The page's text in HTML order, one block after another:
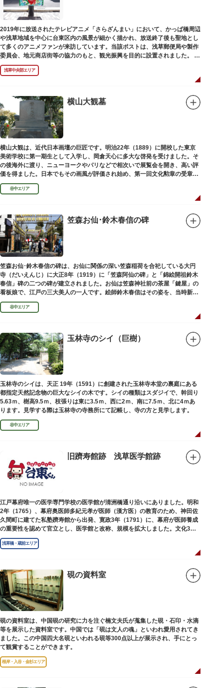
に名所・旧跡があります。七福神をめぐる途中、これらの名跡も訪ねながら
江戸文化の面影を偲んでみてはいかがでしょうか。
御利益にあやかりながらの散策は、福徳と心の安らぎを与えてくれることで
しょう。
2019年に放送されたテレビアニメ「さらざんまい」において、かっぱ橋周辺
や浅草地域を中心に台東区内の風景が細かく描かれ、放送終了後も聖地とし
て多くのアニメファンが来訪しています。当該ポストは、浅草郵便局や製作
委員会、地元商店街等の協力のもと、観光振興を目的に設置されました。
<「さらざんまい」監督の幾原邦彦氏のコメント>
「実在する風景を舞台として制作したキャラクターたちが、このような形で
地域の方々にも受け入れていただけて大変嬉しいです。聖地巡礼のシンボル
設置年月日:令和3年3月10日
浅草中央部エリア
横山大観墓
横山大観は、近代日本画壇の巨匠です。明治22年（1889）に開校した東京
美術学校に第一期生として入学し、岡倉天心に多大な啓発を受けました。そ
の後海外に渡り、ニューヨークやパリなどで相次いで展覧会を開き、高い評
価を得ました。日本でもその画風が評価され始め、第一回文化勲章の受章者
となりました。お墓は谷中霊園にあります。
谷中エリア
笠森お仙･鈴木春信の碑
笠森お仙･鈴木春信の碑は、お仙に関係の深い笠森稲荷を合祀している大円
寺（だいえんじ）に大正8年（1919）に「笠森阿仙の碑」と「錦絵開祖鈴木
春信」碑の二つの碑が建立されました。お仙は笠森神社前の茶屋「鍵屋」の
看板娘で、江戸の三大美人の一人です。絵師鈴木春信はその姿を、当時新し
い絵画様式である多色刷り版画「錦絵」に描きました。
谷中エリア
玉林寺のシイ（巨樹）
玉林寺のシイは、天正 19年（1591）に創建された玉林寺本堂の裏庭にある
都指定天然記念物の巨大なシイの木です。シイの種類はスダジイで、幹回り
5.63ｍ、樹高9.5ｍ、枝張りは東に3.5ｍ、西に2ｍ、南に7.5ｍ、北に4ｍあ
ります。見学する際は玉林寺の寺務所にて記帳し、寺の方と見学します。
谷中エリア
旧躋寿館跡 浅草医学館跡
江戸幕府唯一の医学専門学校の医学館が清洲橋通り沿いにありました。明和
2年（1765）、幕府奥医師多紀元孝が医師（漢方医）の教育のため、神田佐
久間町に建てた私塾躋寿館から出発、寛政3年（1791）に、幕府が医師養成
の重要性を認めて官立とし、医学館と改称、規模を拡大しました。文化3年
（1806）、大火に遭い焼失しましたが、同年に旧向柳原一丁目に移転、再建
されました。
弟育成をはかるなど、江戸時代後期から明治維新に至る日本の医学振興に貢
献しました。
※現在、この場所に「旧躋寿館跡 浅草医学館跡」に関する案内板や説明版
等は設置されておりません。
浅草橋・蔵前エリア
硯の資料室
硯の資料室は、中国硯の研究に力を注ぐ楠文夫氏が蒐集した硯・石印・水滴
等を展示した資料室です。中国では「硯は文人の魂」といわれ愛用されてき
ました。この中国四大名硯といわれる硯等300点以上が展示され、手にとっ
て観賞することができます。
根岸・入谷・金杉エリア